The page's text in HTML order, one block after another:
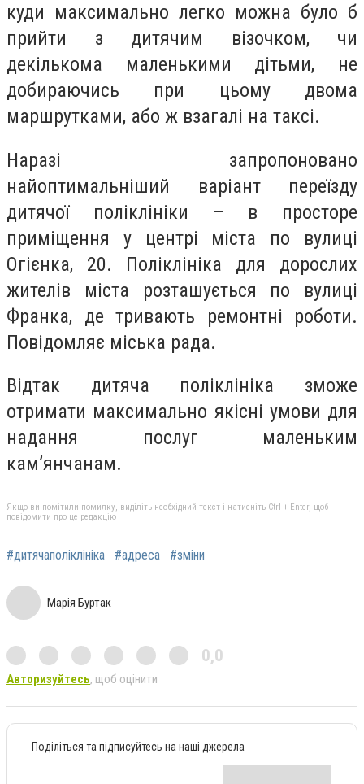
куди максимально легко можна було б
прийти з дитячим візочком, чи
декількома маленькими дітьми, не
добираючись при цьому двома
маршрутками, або ж взагалі на таксі.
Наразі запропоновано
найоптимальніший варіант переїзду
дитячої поліклініки – в просторе
приміщення у центрі міста по вулиці
Огієнка, 20. Поліклініка для дорослих
жителів міста розташується по вулиці
Франка, де тривають ремонтні роботи.
Повідомляє міська рада.
Відтак дитяча поліклініка зможе
отримати максимально якісні умови для
надання послуг маленьким
кам’янчанам.
Якщо ви помітили помилку, виділіть необхідний текст і натисніть Ctrl + Enter, щоб
повідомити про це редакцію
#дитячаполіклініка #адреса #зміни
Марія Буртак
0,0
Авторизуйтесь, щоб оцінити
Поділіться та підписуйтесь на наші джерела